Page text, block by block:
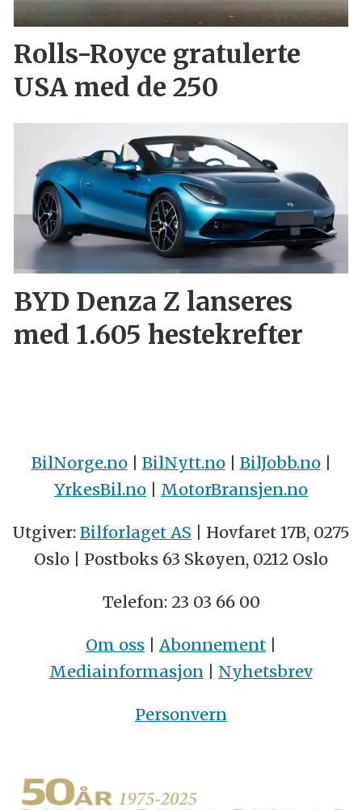
Rolls-Royce gratulerte
USA med de 250
BYD Denza Z lanseres
med 1.605 hestekrefter
BilNorge.no| BilNytt.no| BilJobb.no|
YrkesBil.no | MotorBransjen.no
Utgiver: Bilforlaget AS | Hovfaret 17B, 0275
Oslo | Postboks 63 Skøyen, 0212 Oslo
Telefon: 23 03 66 00
Om oss | Abonnement |
Mediainformasjon | Nyhetsbrev
Personvern